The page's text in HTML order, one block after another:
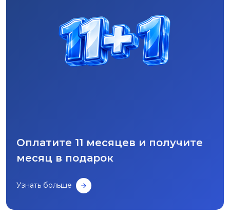
Оплатите 11 месяцев и получите
месяц в подарок
Узнать больше